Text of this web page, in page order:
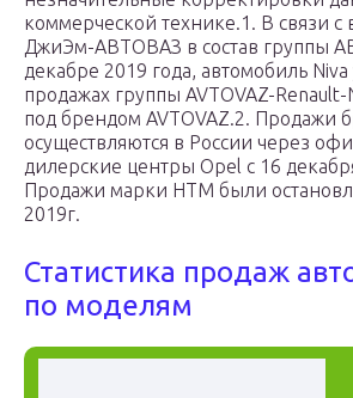
коммерческой технике.1. В связи
ДжиЭм-АВТОВАЗ в состав группы
декабре 2019 года, автомобиль Niva
продажах группы AVTOVAZ-Renault-
под брендом AVTOVAZ.2. Продажи
осуществляются в России через
дилерские центры Opel с 16
Продажи марки HTM были
2019г.
Статистика продаж
по моделям